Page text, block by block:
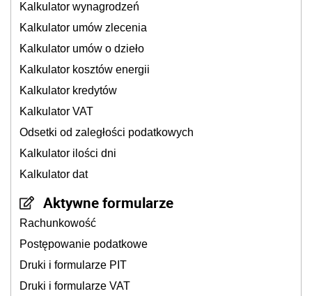
Kalkulator wynagrodzeń
Kalkulator umów zlecenia
Kalkulator umów o dzieło
Kalkulator kosztów energii
Kalkulator kredytów
Kalkulator VAT
Odsetki od zaległości podatkowych
Kalkulator ilości dni
Kalkulator dat
Aktywne formularze
Rachunkowość
Postępowanie podatkowe
Druki i formularze PIT
Druki i formularze VAT